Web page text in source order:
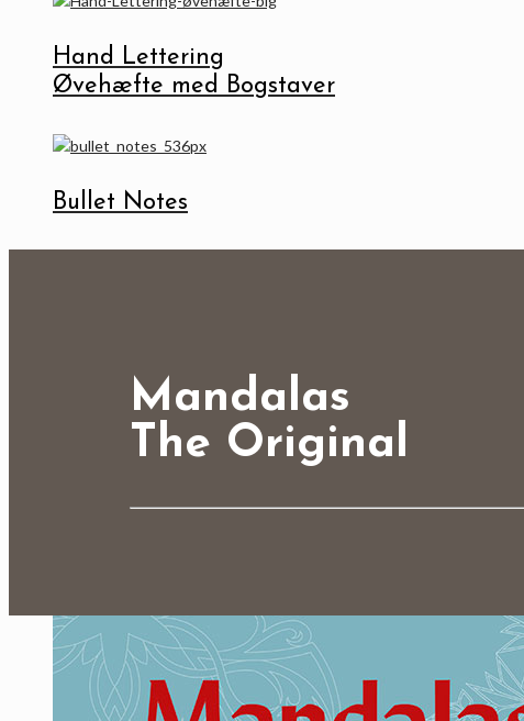
Hand Lettering
Øvehæfte med Bogstaver
Bullet Notes
Mandalas
The Original